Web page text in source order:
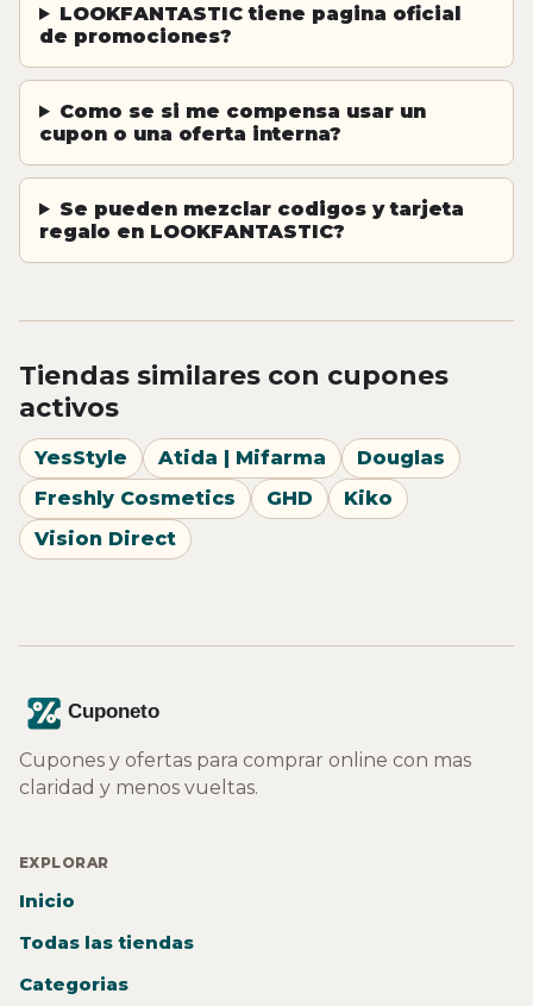
LOOKFANTASTIC tiene pagina oficial
de promociones?
Como se si me compensa usar un
cupon o una oferta interna?
Se pueden mezclar codigos y tarjeta
regalo en LOOKFANTASTIC?
Tiendas similares con cupones
activos
YesStyle Atida | Mifarma
Douglas
Freshly Cosmetics
GHD
Kiko
Vision Direct
Cupones y ofertas para comprar online con mas
claridad y menos vueltas.
EXPLORAR
Inicio
Todas las tiendas
Categorias